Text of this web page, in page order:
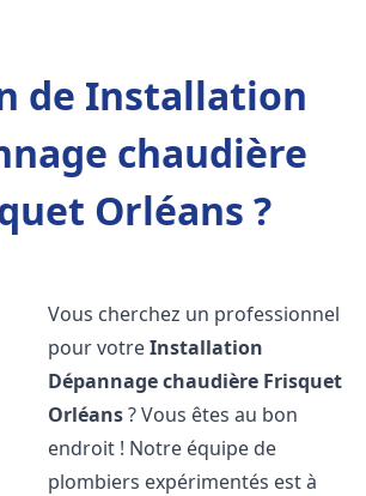
de Installation
chaudière
Orléans ?
Vous cherchez un professionnel
pour votreInstallation
Dépannage chaudière Frisquet
Orléans? Vous êtes au bon
endroit ! Notre équipe de
plombiers expérimentés est à